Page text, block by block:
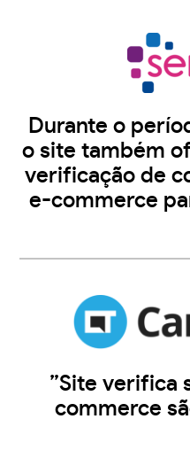
Durante o
o site também
verificação de
e-commerce
”Site verifica
commerce